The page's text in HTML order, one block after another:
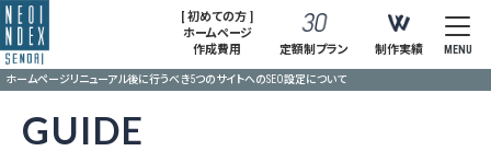
[ 初めての方 ]
ホームページ
作成費用
定額制プラン 制作実績 MENU
ホームページリニューアル後に行うべき5つのサイトへのSEO設定について
GUIDE